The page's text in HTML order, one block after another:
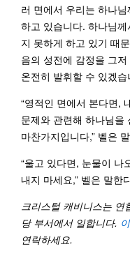
러 면에서 우리는 하나
하고 있습니다. 하나님
지 못하게 하고 있기 때
음의 성전에 감정을 그
온전히 발휘할 수 있겠습
“영적인 면에서 본다면,
문제와 관련해 하나님을
마찬가지입니다,” 벨은
“울고 있다면, 눈물이 나
내지 마세요,” 벨은 말한
크리스털 캐비니스는
당 부서에서 일합니다.
연락하세요.